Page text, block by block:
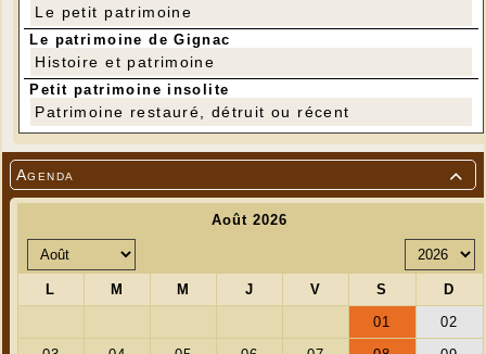

Agenda
Le petit patrimoine
Le patrimoine de Gignac
Histoire et patrimoine
Petit patrimoine insolite
Patrimoine restauré, détruit ou récent